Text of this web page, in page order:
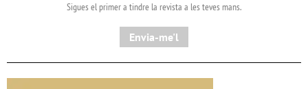
Sigues el primer a tindre la revista a les teves mans.
Envia-me'l